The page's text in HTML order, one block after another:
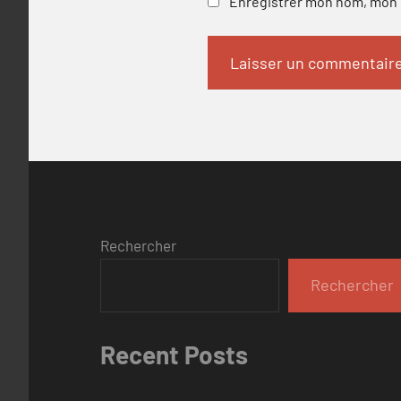
Rechercher
Rechercher
Recent Posts